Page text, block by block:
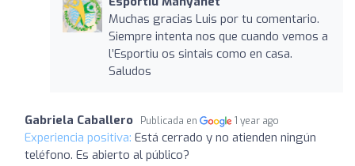
Muchas gracias Luis por tu comentario.
Siempre intenta nos que cuando vemos a
l’Esportiu os sintais como en casa.
Saludos
Gabriela Caballero Publicada en 1 year ago
Experiencia positiva: Está cerrado y no atienden ningún
teléfono. Es abierto al público?